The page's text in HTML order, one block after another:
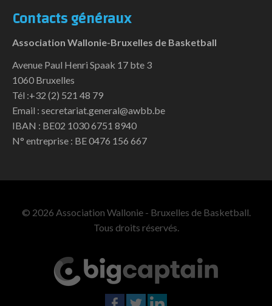
Contacts généraux
Association Wallonie-Bruxelles de Basketball
Avenue Paul Henri Spaak 17 bte 3
1060 Bruxelles
Tél :+32 (2) 521 48 79
Email : secretariat.general@awbb.be
IBAN : BE02 1030 6751 8940
N° entreprise : BE 0476 156 667
© 2026 Association Wallonie - Bruxelles de Basketball.
Tous droits réservés.